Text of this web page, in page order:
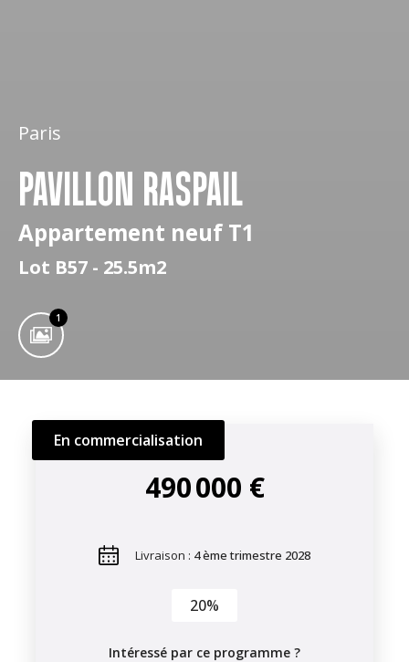
Paris
PAVILLON RASPAIL
Appartement neuf T1
Lot B57 - 25.5m2
1
En commercialisation
490 000 €
Livraison : 4 ème trimestre 2028
20%
Intéressé par ce programme ?